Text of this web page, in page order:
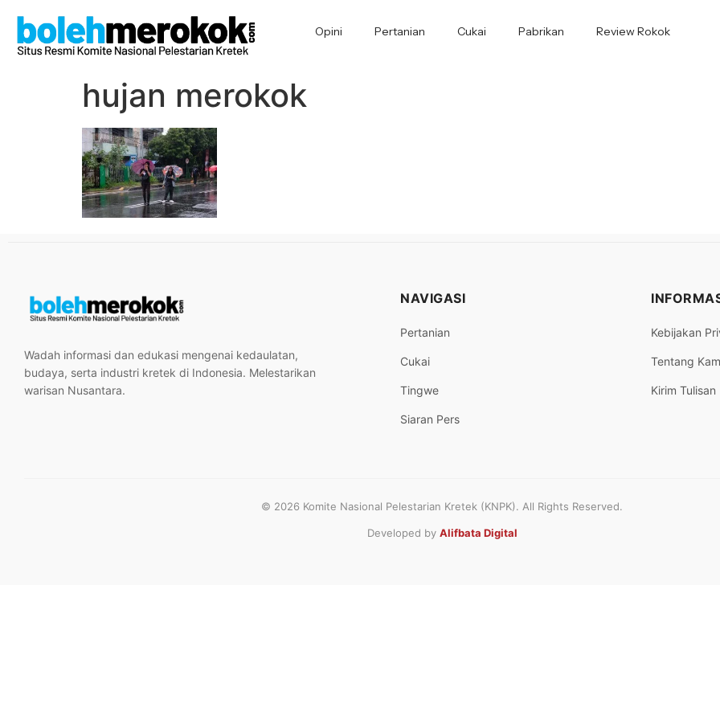
Opini Pertanian Cukai Pabrikan Review Rokok
hujan merokok
Wadah informasi dan edukasi mengenai kedaulatan,
budaya, serta industri kretek di Indonesia. Melestarikan
warisan Nusantara.
NAVIGASI
Pertanian
Cukai
Tingwe
Siaran Pers
Kebijakan
Tentang
Kirim Tulisan
© 2026 Komite Nasional Pelestarian Kretek (KNPK). All Rights Reserved.
Developed by Alifbata Digital